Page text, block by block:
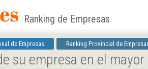
Ranking de Empresas
de Empresas Ranking Provincial de
su empresa en el